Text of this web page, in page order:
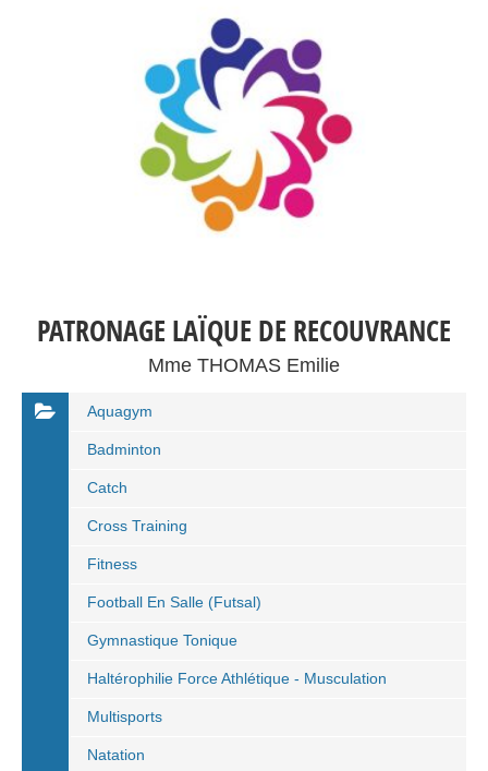
PATRONAGE LAÏQUE DE RECOUVRANCE
Mme THOMAS Emilie
Aquagym
Badminton
Catch
Cross Training
Fitness
Football En Salle (Futsal)
Gymnastique Tonique
Haltérophilie Force Athlétique - Musculation
Multisports
Natation